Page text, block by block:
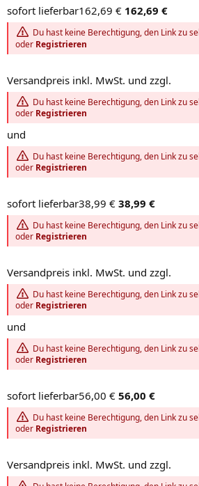
sofort lieferbar162,69 € 162,69 €
Du hast keine Berechtigung, den Link zu
oder Registrieren
Versandpreis inkl. MwSt. und zzgl.
Du hast keine Berechtigung, den Link zu
oder Registrieren
und
Du hast keine Berechtigung, den Link zu
oder Registrieren
sofort lieferbar38,99 € 38,99 €
Du hast keine Berechtigung, den Link zu
oder Registrieren
Versandpreis inkl. MwSt. und zzgl.
Du hast keine Berechtigung, den Link zu
oder Registrieren
und
Du hast keine Berechtigung, den Link zu
oder Registrieren
sofort lieferbar56,00 € 56,00 €
Du hast keine Berechtigung, den Link zu
oder Registrieren
Versandpreis inkl. MwSt. und zzgl.